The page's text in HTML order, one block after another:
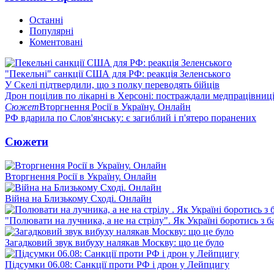
Останні
Популярні
Коментовані
"Пекельні" санкції США для РФ: реакція Зеленського
У Скелі підтвердили, що з полку переводять бійців
Дрон поцілив по лікарні в Херсоні: постраждали медпрацівниці
СюжетВторгнення Росії в Україну. Онлайн
РФ вдарила по Слов'янську: є загиблий і п'ятеро поранених
Сюжети
Вторгнення Росії в Україну. Онлайн
Війна на Близькому Сході. Онлайн
"Полювати на лучника, а не на стрілу". Як Україні боротись з
Загадковий звук вибуху налякав Москву: що це було
Підсумки 06.08: Санкції проти РФ і дрон у Лейпцигу